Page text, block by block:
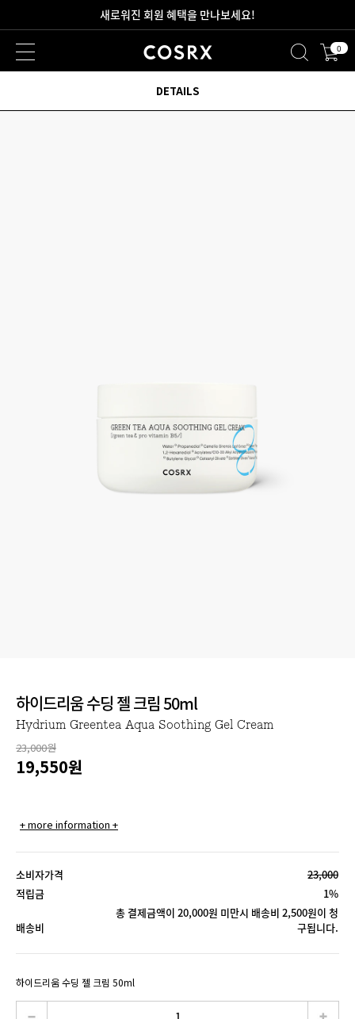
2만원 이상 무료 배송
새로워진 회원 혜택을 만나보세요! 0
하이드리움 수딩 젤 크림 50ml
Hydrium Greentea Aqua Soothing Gel Cream
23,000원
19,550원
+ more information +
소비자가격
23,000
적립금
1%
배송비
총 결제금액이 20,000원 미만시 배송비 2,500원이 청
구됩니다.
하이드리움 수딩 젤 크림 50ml
DETAILS